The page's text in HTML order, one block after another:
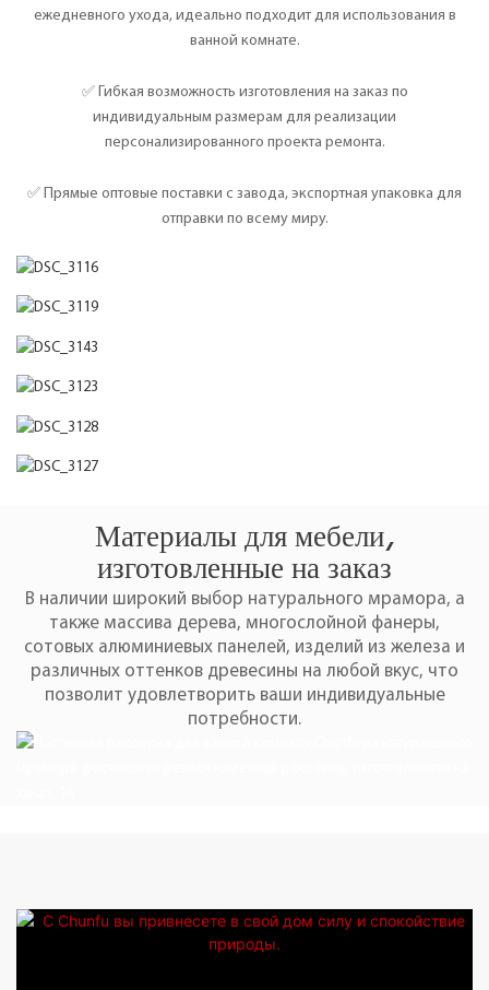
ежедневного ухода, идеально подходит для использования в
ванной комнате.
✅ Гибкая возможность изготовления на заказ по
индивидуальным размерам для реализации
персонализированного проекта ремонта.
✅ Прямые оптовые поставки с завода, экспортная упаковка для
отправки по всему миру.
Материалы для мебели,
изготовленные на заказ
В наличии широкий выбор натурального мрамора, а
также массива дерева, многослойной фанеры,
сотовых алюминиевых панелей, изделий из железа и
различных оттенков древесины на любой вкус, что
позволит удовлетворить ваши индивидуальные
потребности.